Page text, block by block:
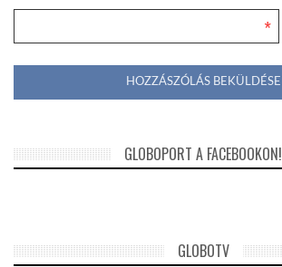
*
GLOBOPORT A FACEBOOKON!
GLOBOTV